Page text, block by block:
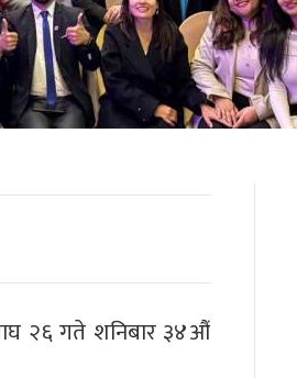
२६ गते शनिबार ३४औं